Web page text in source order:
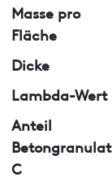
Masse pro
Fläche
Dicke
Lambda-Wert
Anteil
Betongranulat
C